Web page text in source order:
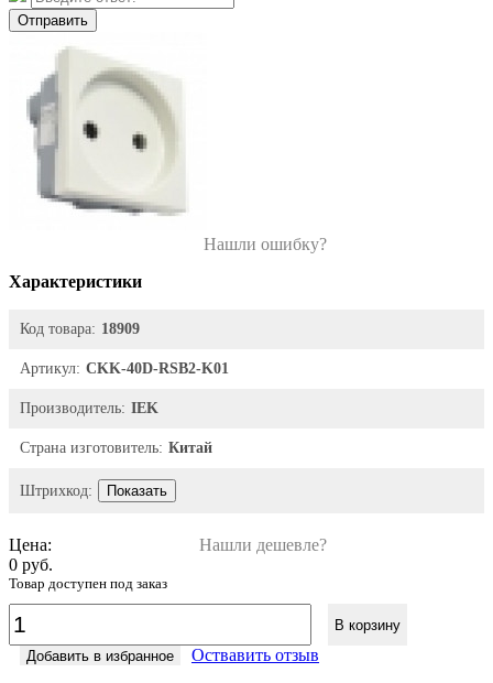
Отправить
Нашли ошибку?
Характеристики
Код товара: 18909
Артикул: CKK-40D-RSB2-K01
Производитель: IEK
Страна изготовитель: Китай
Штрихкод: Показать
Цена:
Нашли дешевле?
0 руб.
Товар доступен под заказ
В корзину
Добавить в избранное
Оствавить отзыв